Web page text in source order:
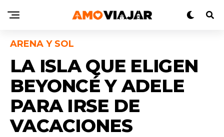
ARENA Y SOL
LA ISLA QUE ELIGEN
BEYONCÉ Y ADELE
PARA IRSE DE
VACACIONES